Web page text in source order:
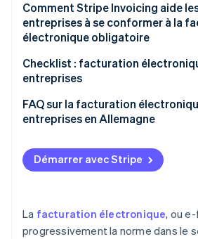
électronique pour les petites
Autres exemptions à l’obligation
électronique
Comment Stripe Invoicing aide
entreprises à se conformer à la
électronique obligatoire
Checklist : facturation
entreprises
Assurez-vous de pouvoir
électroniques
Choisissez un logiciel de
Adaptez vos processus de
Assurez-vous que votre
FAQ sur la facturation
entreprises en Allemagne
Démarrer avec Stripe
La facturation électronique, ou
progressivement la norme dans le